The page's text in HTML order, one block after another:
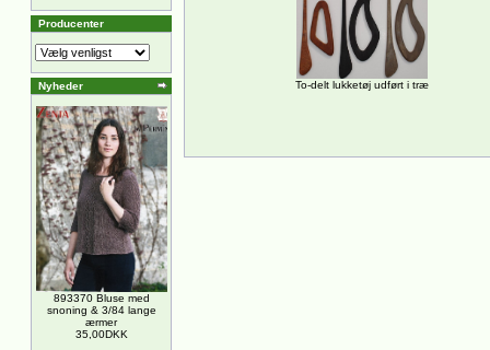
Producenter
Nyheder
893370 Bluse med
snoning & 3/84 lange
ærmer
35,00DKK
To-delt lukketøj udført i træ